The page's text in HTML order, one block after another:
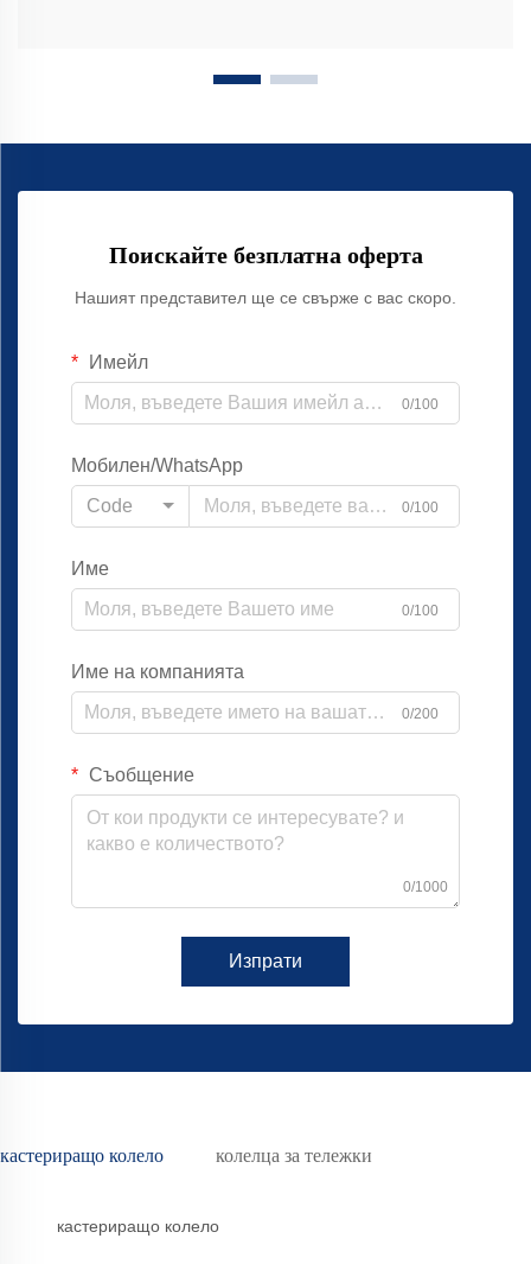
Поискайте безплатна оферта
Нашият представител ще се свърже с вас скоро.
Имейл
0/100
Мобилен/WhatsApp
Code
0/100
Име
0/100
Име на компанията
0/200
Съобщение
0/1000
Изпрати
кастериращо колело колелца за тележки
кастериращо колело